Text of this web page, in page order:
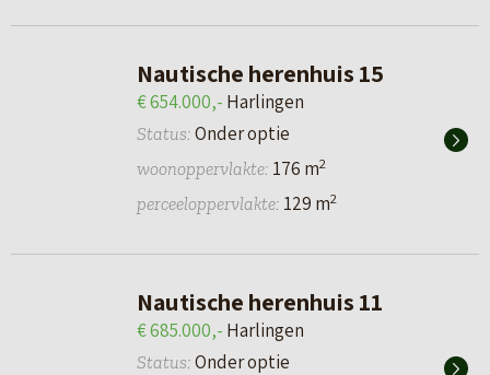
Nautische herenhuis 15
€ 654.000,- Harlingen
Status: Onder optie
woonoppervlakte: 176 m2
perceeloppervlakte: 129 m2
Nautische herenhuis 11
€ 685.000,- Harlingen
Status: Onder optie